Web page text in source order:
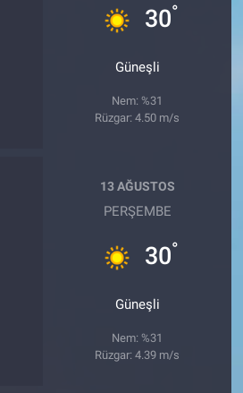
30°
Güneşli
Nem: %31
Rüzgar: 4.50 m/s
13 AĞUSTOS
PERŞEMBE
30°
Güneşli
Nem: %31
Rüzgar: 4.39 m/s